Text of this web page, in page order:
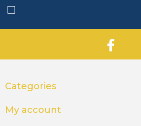
Categories
My account